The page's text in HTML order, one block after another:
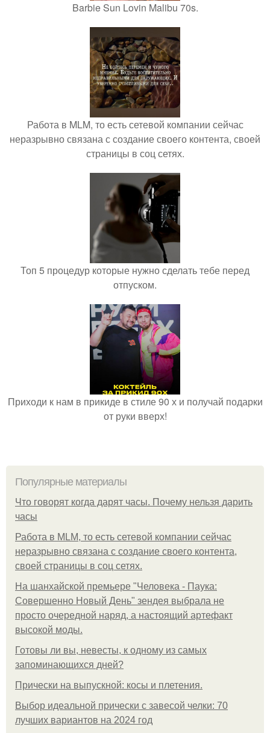
Barbie Sun Lovin Malibu 70s.
Работа в MLM, то есть сетевой компании сейчас
неразрывно связана с создание своего контента, своей
страницы в соц сетях.
Топ 5 процедур которые нужно сделать тебе перед
отпуском.
Приходи к нам в прикиде в стиле 90 х и получай подарки
от руки вверх!
Популярные материалы
Что говорят когда дарят часы. Почему нельзя дарить
часы
Работа в MLM, то есть сетевой компании сейчас
неразрывно связана с создание своего контента,
своей страницы в соц сетях.
На шанхайской премьере "Человека - Паука:
Совершенно Новый День" зендея выбрала не
просто очередной наряд, а настоящий артефакт
высокой моды.
Готовы ли вы, невесты, к одному из самых
запоминающихся дней?
Прически на выпускной: косы и плетения.
Выбор идеальной прически с завесой челки: 70
лучших вариантов на 2024 год